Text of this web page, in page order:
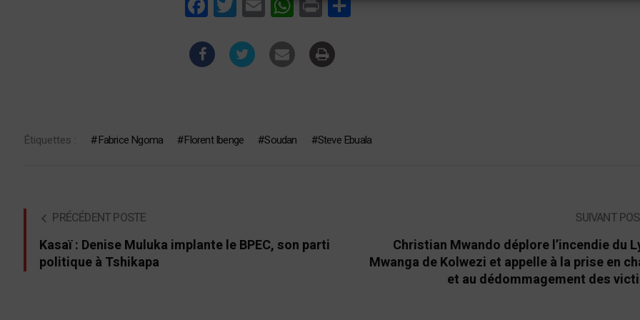
FacebookTwitterEmail WhatsApp
Print
Étiquettes : Fabrice Ngoma Florent Ibenge Soudan Steve Ebuala
PRÉCÉDENT POSTE
Kasaï : Denise Muluka implante le BPEC, son parti
politique à Tshikapa
SUIVANT
Christian Mwando déplore l’incendie du
Mwanga de Kolwezi et appelle à la prise en
et au dédommagement des